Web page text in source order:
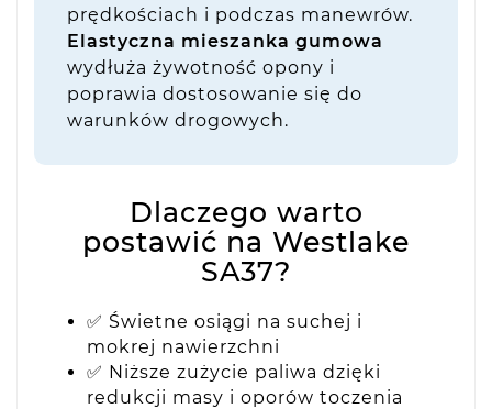
prędkościach i podczas manewrów.
Elastyczna mieszanka gumowa
wydłuża żywotność opony i
poprawia dostosowanie się do
warunków drogowych.
Dlaczego warto
postawić na Westlake
SA37?
✅ Świetne osiągi na suchej i
mokrej nawierzchni
✅ Niższe zużycie paliwa dzięki
redukcji masy i oporów toczenia